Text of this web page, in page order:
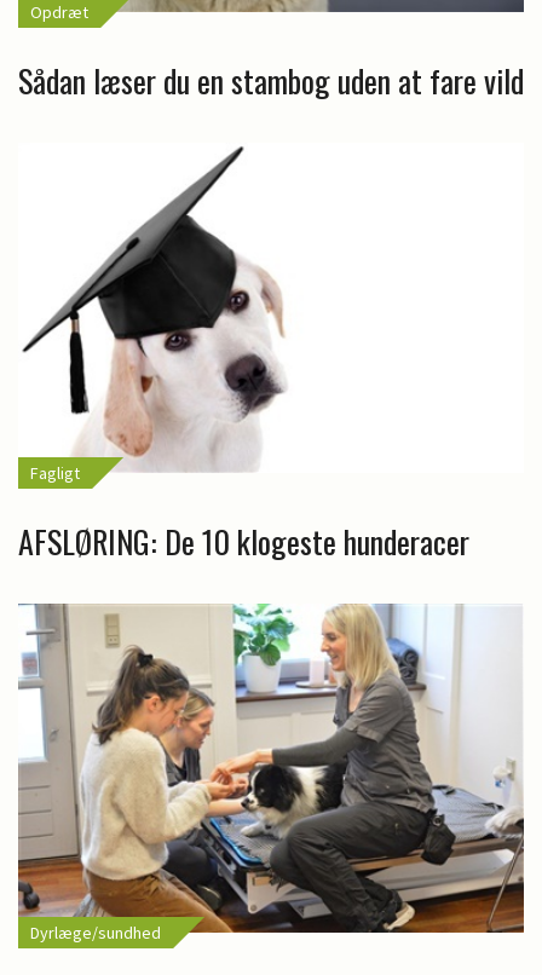
Opdræt
Sådan læser du en stambog uden at fare vild
Fagligt
AFSLØRING: De 10 klogeste hunderacer
Dyrlæge/sundhed